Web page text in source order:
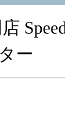
ター